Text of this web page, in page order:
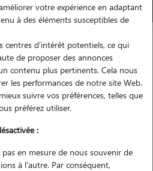
Bretagne
Cotes-d'Armor
Saint-Nicolas-du-
votre expérience en adaptant
à des éléments susceptibles de
centres d'intérêt potentiels, ce qui
de proposer des annonces
contenu plus pertinents. Cela nous
les performances de notre site Web.
suivre vos préférences, telles que
préférez utiliser.
:
en mesure de nous souvenir de
à l'autre. Par conséquent,